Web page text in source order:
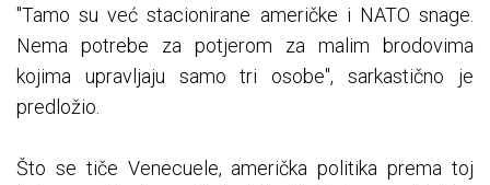
"Tamo su već stacionirane američke i NATO snage.
Nema potrebe za potjerom za malim brodovima
kojima upravljaju samo tri osobe", sarkastično je
predložio.
Što se tiče Venecuele, američka politika prema toj